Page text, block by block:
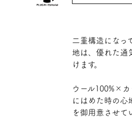
二重構造になっ
地は、優れた通
けます。
ウール100%×
にはめた時の心
を御用意させて